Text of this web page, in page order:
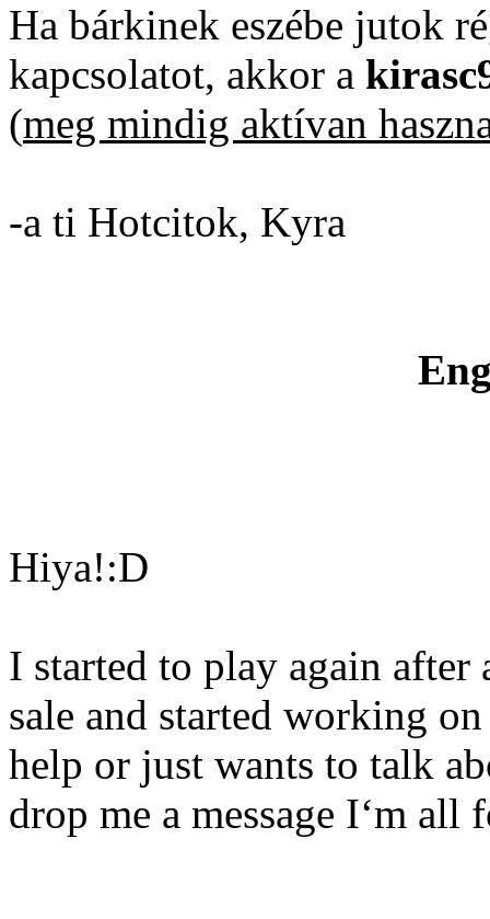
Ha bárkinek eszébe jutok
kapcsolatot, akkor a
(meg mindig aktívan
-a ti Hotcitok, Kyra
Hiya!:D
I started to play again after
sale and started working
help or just wants to talk
drop me a message I‘m